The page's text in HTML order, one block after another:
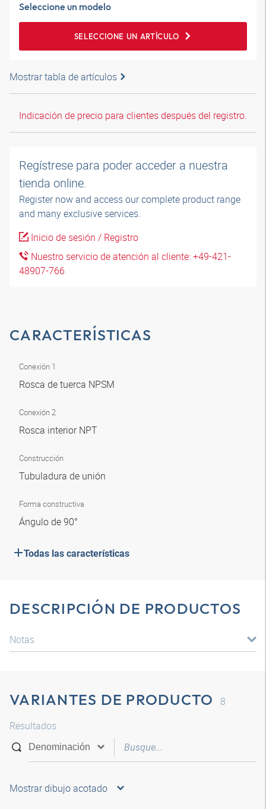
Seleccione un modelo
SELECCIONE UN ARTÍCULO
Mostrar tabla de artículos
Indicación de precio para clientes después del registro.
Regístrese para poder acceder a nuestra
tienda online.
Register now and access our complete product range
and many exclusive services.
Inicio de sesión / Registro
Nuestro servicio de atención al cliente: +49-421-
48907-766
CARACTERÍSTICAS
Conexión 1
Rosca de tuerca NPSM
Conexión 2
Rosca interior NPT
Construcción
Tubuladura de unión
Forma constructiva
Ángulo de 90°
Todas las características
DESCRIPCIÓN DE PRODUCTOS
Notas
VARIANTES DE PRODUCTO
8
Resultados
Mostrar dibujo acotado